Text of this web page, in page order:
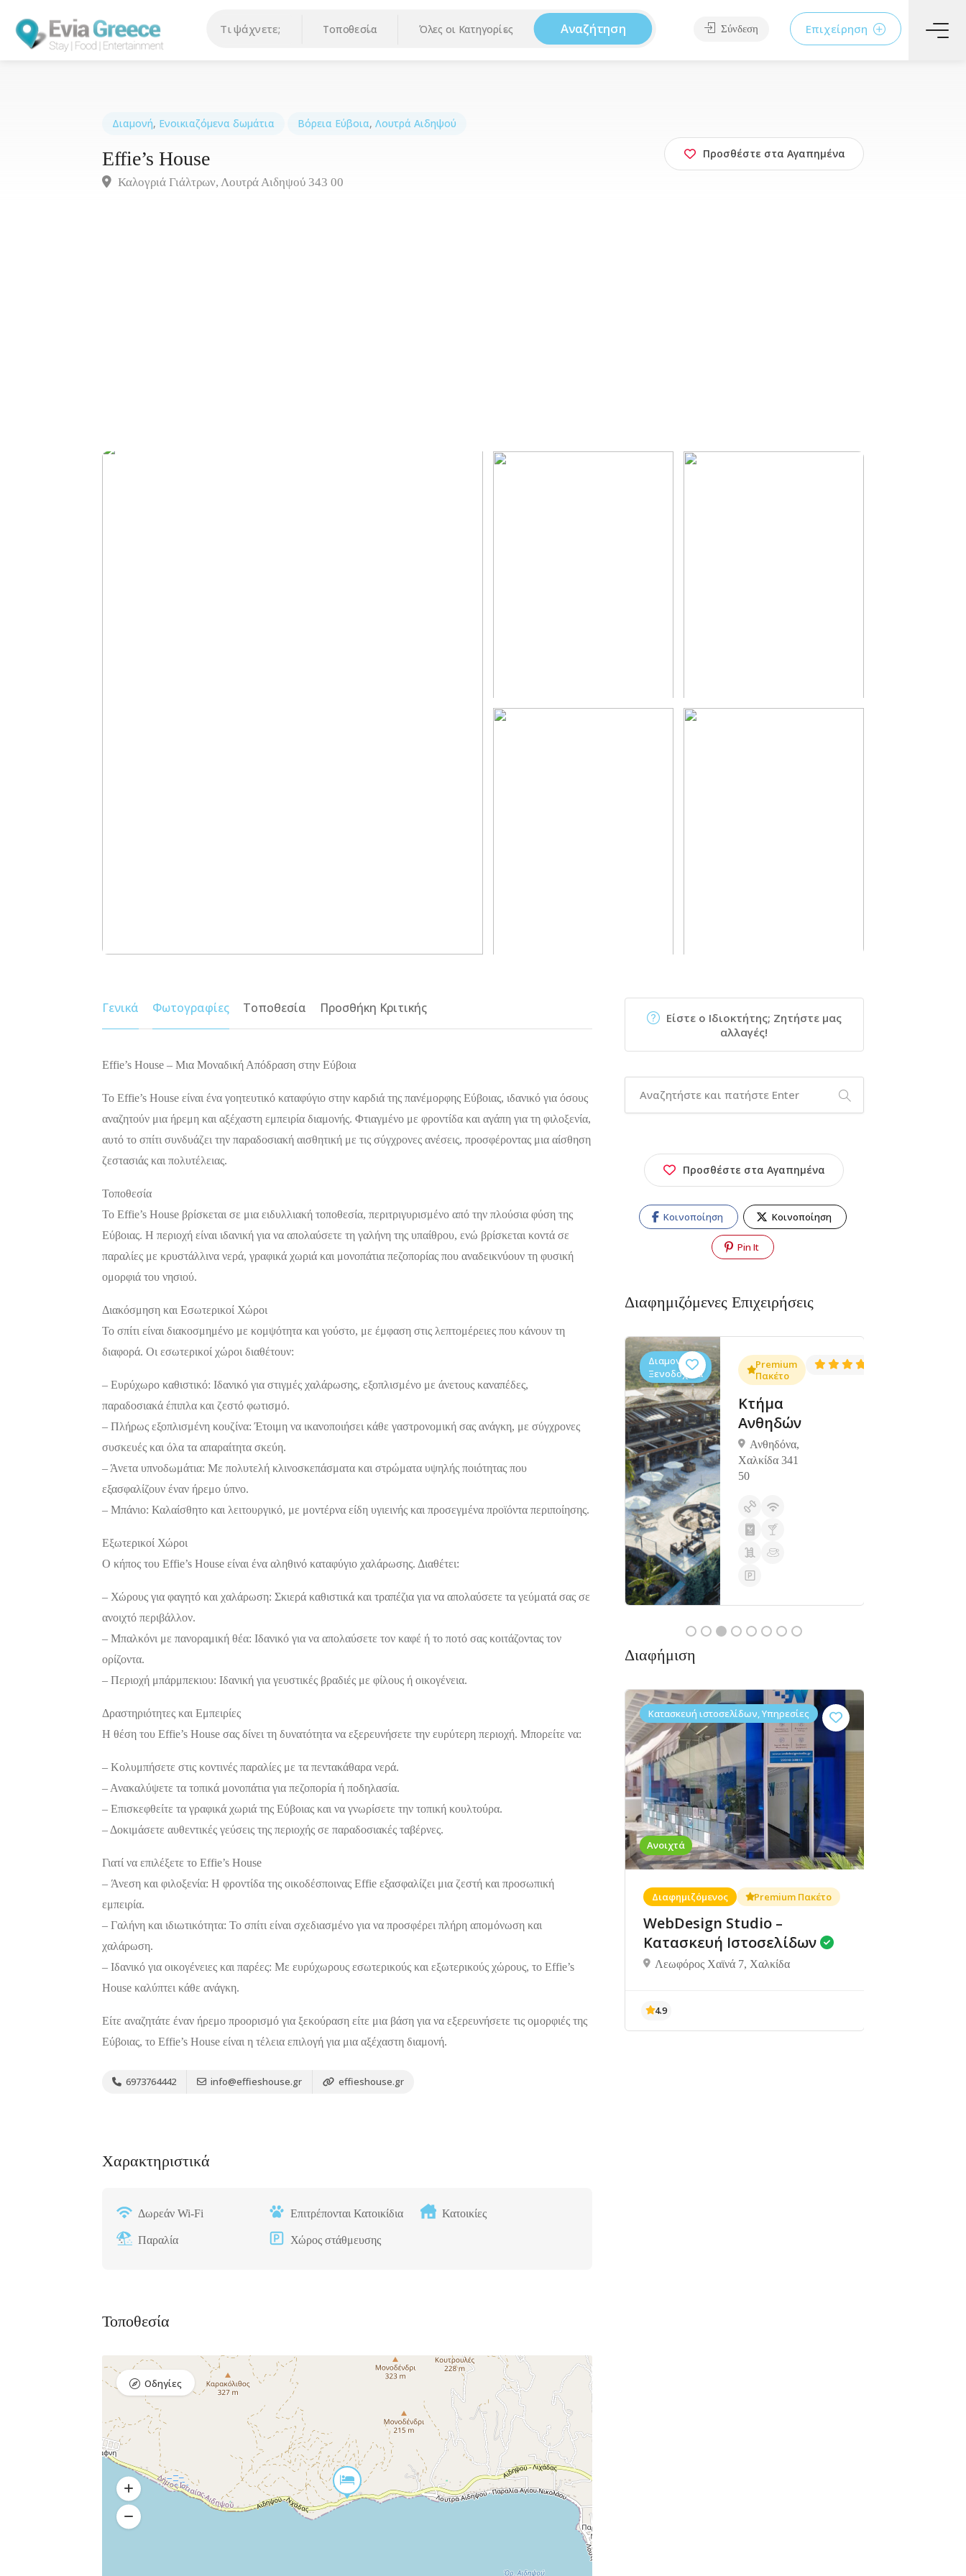
Τοποθεσία Όλες οι Κατηγορίες Αναζήτηση Σύνδεση Επιχείρηση
Διαμονή, Ενοικιαζόμενα δωμάτια Βόρεια Εύβοια, Λουτρά Αιδηψού
Effie’s House
Καλογριά Γιάλτρων, Λουτρά Αιδηψού 343 00
Προσθέστε στα Αγαπημένα
Γενικά Φωτογραφίες Τοποθεσία Προσθήκη Κριτικής
Effie’s House – Μια Μοναδική Απόδραση στην Εύβοια
Το Effie’s House είναι ένα γοητευτικό καταφύγιο στην καρδιά της πανέμορφης Εύβοιας, ιδανικό για όσους
αναζητούν μια ήρεμη και αξέχαστη εμπειρία διαμονής. Φτιαγμένο με φροντίδα και αγάπη για τη φιλοξενία,
αυτό το σπίτι συνδυάζει την παραδοσιακή αισθητική με τις σύγχρονες ανέσεις, προσφέροντας μια αίσθηση
ζεστασιάς και πολυτέλειας.
Τοποθεσία
Το Effie’s House βρίσκεται σε μια ειδυλλιακή τοποθεσία, περιτριγυρισμένο από την πλούσια φύση της
Εύβοιας. Η περιοχή είναι ιδανική για να απολαύσετε τη γαλήνη της υπαίθρου, ενώ βρίσκεται κοντά σε
παραλίες με κρυστάλλινα νερά, γραφικά χωριά και μονοπάτια πεζοπορίας που αναδεικνύουν τη φυσική
ομορφιά του νησιού.
Διακόσμηση και Εσωτερικοί Χώροι
Το σπίτι είναι διακοσμημένο με κομψότητα και γούστο, με έμφαση στις λεπτομέρειες που κάνουν τη
διαφορά. Οι εσωτερικοί χώροι διαθέτουν:
– Ευρύχωρο καθιστικό: Ιδανικό για στιγμές χαλάρωσης, εξοπλισμένο με άνετους καναπέδες,
παραδοσιακά έπιπλα και ζεστό φωτισμό.
– Πλήρως εξοπλισμένη κουζίνα: Έτοιμη να ικανοποιήσει κάθε γαστρονομική σας ανάγκη, με σύγχρονες
συσκευές και όλα τα απαραίτητα σκεύη.
– Άνετα υπνοδωμάτια: Με πολυτελή κλινοσκεπάσματα και στρώματα υψηλής ποιότητας που
εξασφαλίζουν έναν ήρεμο ύπνο.
– Μπάνιο: Καλαίσθητο και λειτουργικό, με μοντέρνα είδη υγιεινής και προσεγμένα προϊόντα περιποίησης.
Εξωτερικοί Χώροι
Ο κήπος του Effie’s House είναι ένα αληθινό καταφύγιο χαλάρωσης. Διαθέτει:
– Χώρους για φαγητό και χαλάρωση: Σκιερά καθιστικά και τραπέζια για να απολαύσετε τα γεύματά σας σε
ανοιχτό περιβάλλον.
– Μπαλκόνι με πανοραμική θέα: Ιδανικό για να απολαύσετε τον καφέ ή το ποτό σας κοιτάζοντας τον
ορίζοντα.
– Περιοχή μπάρμπεκιου: Ιδανική για γευστικές βραδιές με φίλους ή οικογένεια.
Δραστηριότητες και Εμπειρίες
Η θέση του Effie’s House σας δίνει τη δυνατότητα να εξερευνήσετε την ευρύτερη περιοχή. Μπορείτε να:
– Κολυμπήσετε στις κοντινές παραλίες με τα πεντακάθαρα νερά.
– Ανακαλύψετε τα τοπικά μονοπάτια για πεζοπορία ή ποδηλασία.
– Επισκεφθείτε τα γραφικά χωριά της Εύβοιας και να γνωρίσετε την τοπική κουλτούρα.
– Δοκιμάσετε αυθεντικές γεύσεις της περιοχής σε παραδοσιακές ταβέρνες.
Γιατί να επιλέξετε το Effie’s House
– Άνεση και φιλοξενία: Η φροντίδα της οικοδέσποινας Effie εξασφαλίζει μια ζεστή και προσωπική
εμπειρία.
– Γαλήνη και ιδιωτικότητα: Το σπίτι είναι σχεδιασμένο για να προσφέρει πλήρη απομόνωση και
χαλάρωση.
– Ιδανικό για οικογένειες και παρέες: Με ευρύχωρους εσωτερικούς και εξωτερικούς χώρους, το Effie’s
House καλύπτει κάθε ανάγκη.
Είτε αναζητάτε έναν ήρεμο προορισμό για ξεκούραση είτε μια βάση για να εξερευνήσετε τις ομορφιές της
Εύβοιας, το Effie’s House είναι η τέλεια επιλογή για μια αξέχαστη διαμονή.
6973764442 info@effieshouse.gr effieshouse.gr
Χαρακτηριστικά
Δωρεάν Wi-Fi Επιτρέπονται Κατοικίδια Κατοικίες
Παραλία Χώρος στάθμευσης
Τοποθεσία
Οδηγίες
Είστε ο Ιδιοκτήτης; Ζητήστε μας
αλλαγές!
Προσθέστε στα Αγαπημένα
Κοινοποίηση Κοινοποίηση
Pin It
Διαφημιζόμενες Επιχειρήσεις
Raval Χαλκιδα
Δημητρίου 1, Xαλκίδα
Διαμονή,
Kaminos
Resort
Λίμνη,
Εύβοια 340 05
Beach
Ξηρόβρυση,
4.3(1381)
Διαμονή,
Ξενοδοχεία
Premium
Πακέτο
Κτήμα
Ανθηδών
Ανθηδόνα,
Χαλκίδα 341
50
Διαφήμιση
Ανοιχτά
Κατασκευή ιστοσελίδων, Υπηρεσίες
Διαφημιζόμενος Premium Πακέτο
WebDesign Studio –
Κατασκευή Ιστοσελίδων
Λεωφόρος Χαϊνά 7, Χαλκίδα